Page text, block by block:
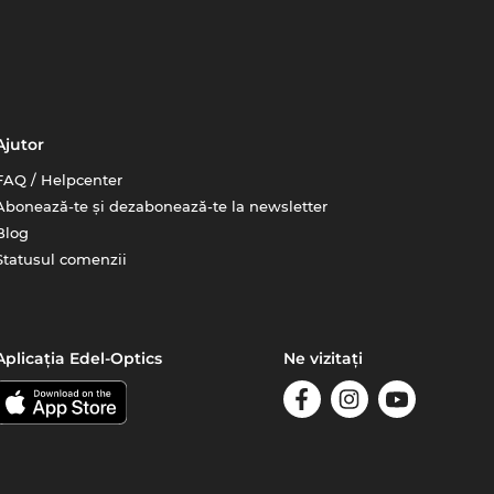
/ Helpcenter
te și dezabonează-te la newsletter
comenzii
Edel-Optics Ne vizitați